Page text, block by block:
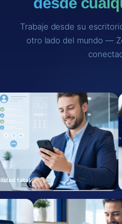
Trabaje desde su
otro lado del mundo —
Cloud